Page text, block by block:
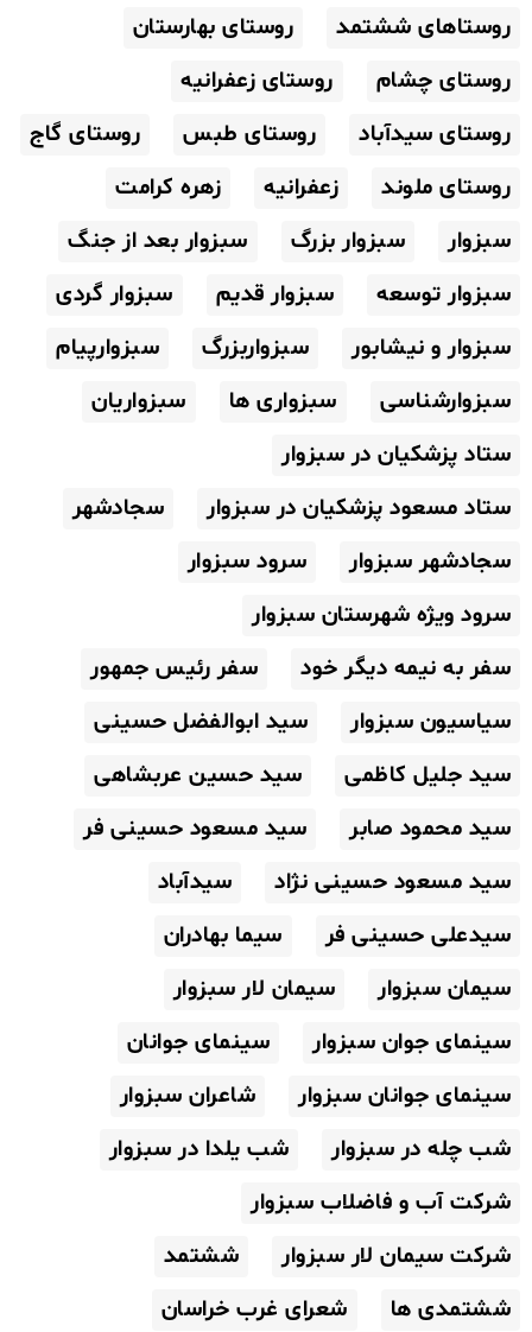
روستاهای ششتمد
روستای بهارستان
روستای چشام
روستای زعفرانیه
روستای سیدآباد
روستای طبس
روستای گاج
روستای ملوند
زعفرانیه
زهره کرامت
سبزوار
سبزوار بزرگ
سبزوار بعد از جنگ
سبزوار توسعه
سبزوار قدیم
سبزوار گردی
سبزوار و نیشابور
سبزواربزرگ
سبزوارپیام
سبزوارشناسی
سبزواری ها
سبزواریان
ستاد پزشکیان در سبزوار
ستاد مسعود پزشکیان در سبزوار
سجادشهر
سجادشهر سبزوار
سرود سبزوار
سرود ویژه شهرستان سبزوار
سفر به نیمه دیگر خود
سفر رئیس جمهور
سیاسیون سبزوار
سید ابوالفضل حسینی
سید جلیل کاظمی
سید حسین عربشاهی
سید محمود صابر
سید مسعود حسینی فر
سید مسعود حسینی نژاد
سیدآباد
سیدعلی حسینی فر
سیما بهادران
سیمان سبزوار
سیمان لار سبزوار
سینمای جوان سبزوار
سینمای جوانان
سینمای جوانان سبزوار
شاعران سبزوار
شب چله در سبزوار
شب یلدا در سبزوار
شرکت آب و فاضلاب سبزوار
شرکت سیمان لار سبزوار
ششتمد
ششتمدی ها
شعرای غرب خراسان